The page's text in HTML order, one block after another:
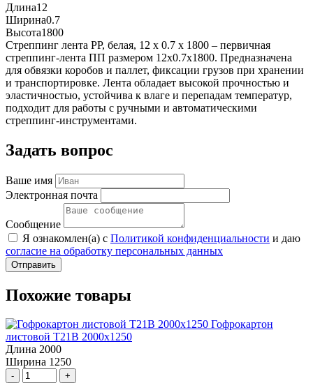
Длина12
Ширина0.7
Высота1800
Стреппинг лента PP, белая, 12 х 0.7 х 1800 – первичная
стреппинг-лента ПП размером 12x0.7x1800. Предназначена
для обвязки коробов и паллет, фиксации грузов при хранении
и транспортировке. Лента обладает высокой прочностью и
эластичностью, устойчива к влаге и перепадам температур,
подходит для работы с ручными и автоматическими
стреппинг-инструментами.
Задать вопрос
Ваше имя
Электронная почта
Сообщение
Я ознакомлен(а) с Политикой конфиденциальности и даю
согласие на обработку персональных данных
Отправить
Похожие товары
Гофрокартон
листовой Т21В 2000х1250
Длина 2000
Ширина 1250
- +